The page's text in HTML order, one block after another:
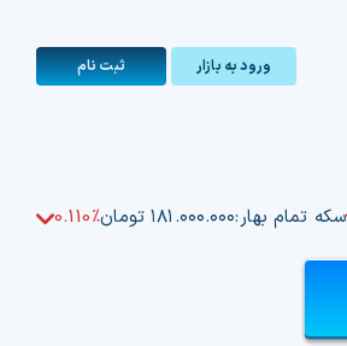
ورود به بازار ثبت‌ نام
سکه تمام بهار:۱۸۱.۰۰۰.۰۰۰ تومان 0.110%